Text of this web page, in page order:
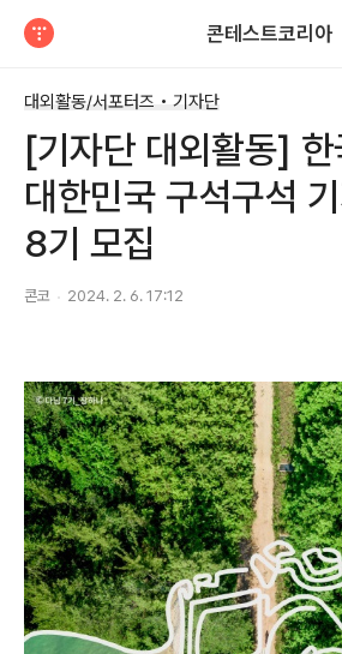
콘테스트코리아
대외활동/서포터즈 • 기자단
[기자단 대외활동]
대한민국 구석구석
8기 모집
콘코 2024. 2. 6. 17:12